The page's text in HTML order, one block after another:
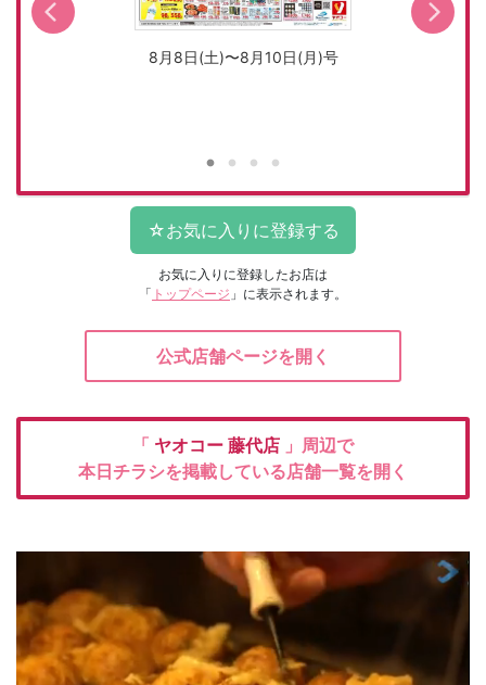
8月8日(土)〜8月10日(月)号
お気に入りに登録したお店は
「 トップページ 」に表示されます。
公式店舗ページを開く
「 ヤオコー 藤代店 」周辺で
本日チラシを掲載している店舗一覧を開く